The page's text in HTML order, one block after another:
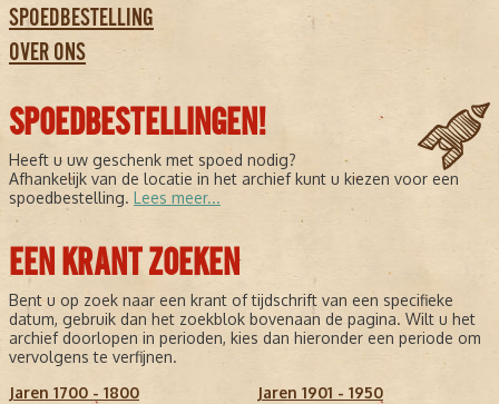
SPOEDBESTELLING
OVER ONS
SPOEDBESTELLINGEN!
Heeft u uw geschenk met spoed nodig?
Afhankelijk van de locatie in het archief kunt u kiezen voor een
spoedbestelling. Lees meer...
EEN KRANT ZOEKEN
Bent u op zoek naar een krant of tijdschrift van een specifieke
datum, gebruik dan het zoekblok bovenaan de pagina. Wilt u het
archief doorlopen in perioden, kies dan hieronder een periode om
vervolgens te verfijnen.
Jaren 1700 - 1800
Jaren 1901 - 1950